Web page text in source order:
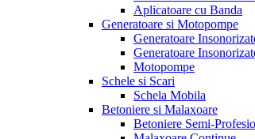
Aplicatoare cu Banda
Generatoare si Motopompe
Generatoare
Generatoare
Motopompe
Schele si Scari
Schela Mobila
Betoniere si Malaxoare
Betoniere Semi-